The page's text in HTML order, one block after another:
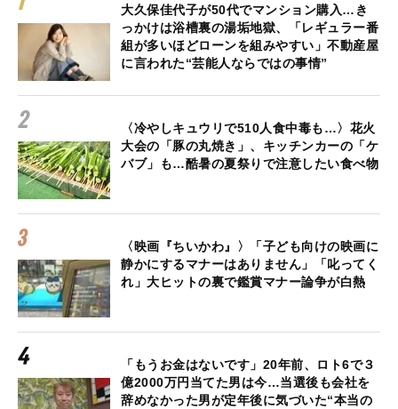
大久保佳代子が50代でマンション購入…き
っかけは浴槽裏の湯垢地獄、「レギュラー番
組が多いほどローンを組みやすい」不動産屋
に言われた“芸能人ならではの事情”
〈冷やしキュウリで510人食中毒も…〉花火
大会の「豚の丸焼き」、キッチンカーの「ケ
バブ」も…酷暑の夏祭りで注意したい食べ物
〈映画『ちいかわ』〉「子ども向けの映画に
静かにするマナーはありません」「叱ってく
れ」大ヒットの裏で鑑賞マナー論争が白熱
「もうお金はないです」20年前、ロト6で３
億2000万円当てた男は今…当選後も会社を
辞めなかった男が定年後に気づいた“本当の